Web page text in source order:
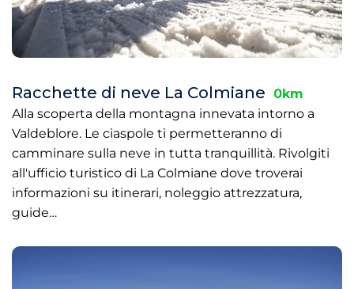
Racchette di neve La Colmiane
0km
Alla scoperta della montagna innevata intorno a
Valdeblore. Le ciaspole ti permetteranno di
camminare sulla neve in tutta tranquillità. Rivolgiti
all'ufficio turistico di La Colmiane dove troverai
informazioni su itinerari, noleggio attrezzatura,
guide…